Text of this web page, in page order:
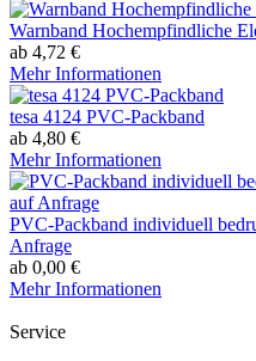
Warnband Hochempfindliche
ab 4,72 €
Mehr Informationen
tesa 4124 PVC-Packband
ab 4,80 €
Mehr Informationen
PVC-Packband individuell
Anfrage
ab 0,00 €
Mehr Informationen
Service